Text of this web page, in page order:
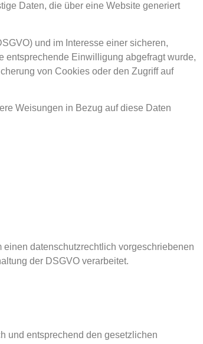
Daten, die über eine Website generiert
und im Interesse einer sicheren,
entsprechende Einwilligung abgefragt wurde,
von Cookies oder den Zugriff auf
Weisungen in Bezug auf diese Daten
datenschutzrechtlich vorgeschriebenen
der DSGVO verarbeitet.
und entsprechend den gesetzlichen